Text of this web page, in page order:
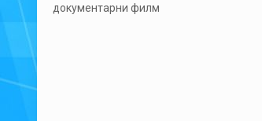
документарни филм